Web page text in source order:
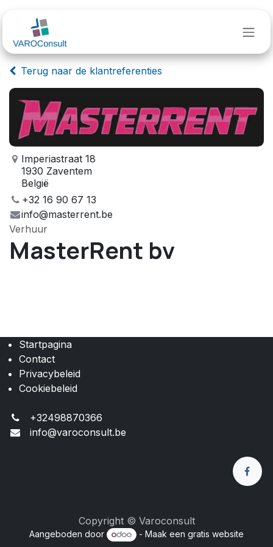
Terug naar de klantreferenties
Imperiastraat 18
1930 Zaventem
België
+32 16 90 67 13
info@masterrent.be
Verhuur
MasterRent bv
Startpagina
Contact
Privacybeleid
Cookiebeleid
+32498870366
info@varoconsult.be
Copyright © Varoconsult
Aangeboden door - Maak een gratis website